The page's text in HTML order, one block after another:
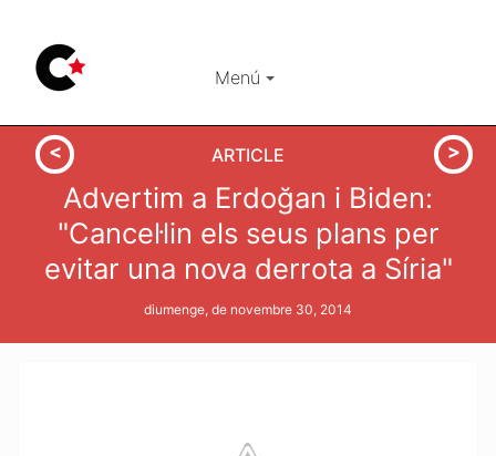
Menú
ARTICLE
Advertim a Erdoğan i Biden:
"Cancel·lin els seus plans per
evitar una nova derrota a Síria"
diumenge, de novembre 30, 2014